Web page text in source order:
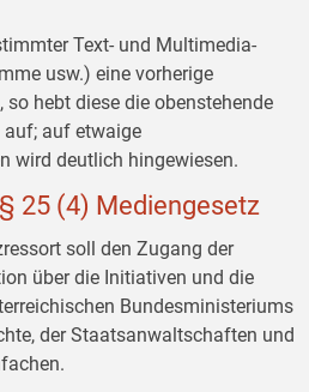
Text- und Multimedia-
usw.) eine vorherige
hebt diese die obenstehende
auf; auf etwaige
wird deutlich hingewiesen.
25 (4) Mediengesetz
soll den Zugang der
über die Initiativen und die
Bundesministeriums
der Staatsanwaltschaften und